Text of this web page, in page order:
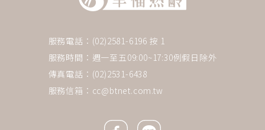
服務電話：(02)2581-6196 按 1
服務時間：週一至五09:00~17:30例假日除外
傳真電話：(02)2531-6438
服務信箱： cc@btnet.com.tw
Facebook icon
Line icon